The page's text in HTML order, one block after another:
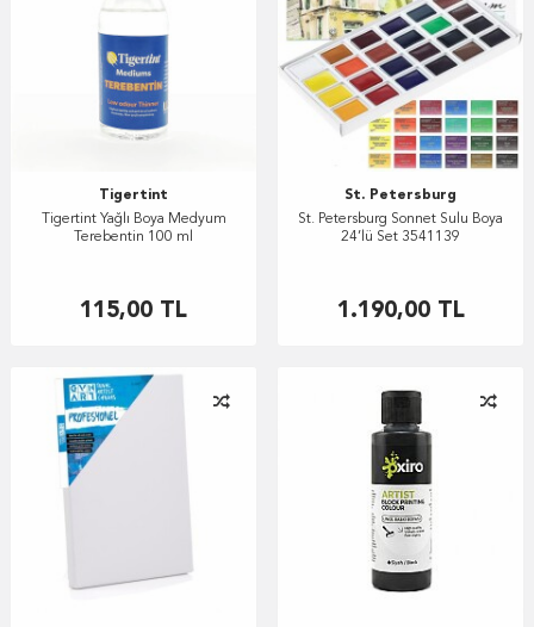
Tigertint
Tigertint Yağlı Boya Medyum
Terebentin 100 ml
115,00 TL
St. Petersburg
St. Petersburg Sonnet Sulu Boya
24’lü Set 3541139
1.190,00TL